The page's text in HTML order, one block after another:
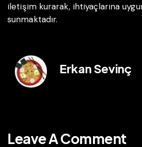
iletişim kurarak, ihtiyaçlarına
sunmaktadır.
Erkan Sevinç
Leave A Comment